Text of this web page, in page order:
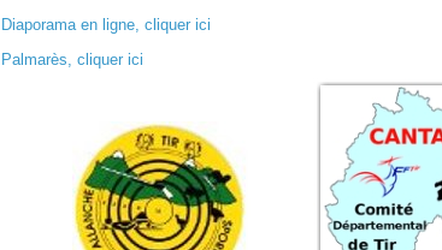
Diaporama en ligne, cliquer ici
Palmarès, cliquer ici